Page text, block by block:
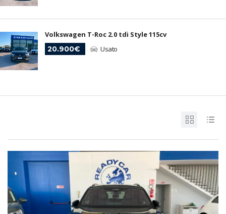
Volkswagen T-Roc 2.0 tdi Style 115cv
20.900€
Usato